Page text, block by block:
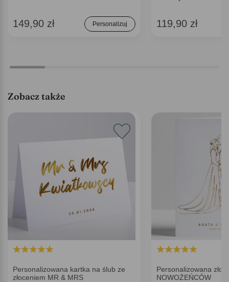
149,90 zł Personalizuj 119,90 zł
Zobacz także
Personalizowana kartka na ślub ze
złoceniem MR & MRS
Personalizowana
NOWOŻEŃCÓW